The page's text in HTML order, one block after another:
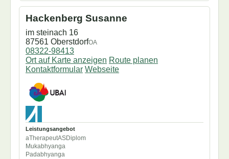
Vamana
Virechana
Hackenberg Susanne
im steinach 16
87561 OberstdorfOA
08322-98413
Ort auf Karte anzeigen Route planen
Kontaktformular Webseite
Leistungsangebot
aTherapeutASDiplom
Mukabhyanga
Padabhyanga